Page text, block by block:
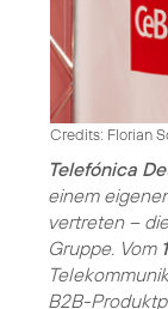
Credits: Florian
Telefónica
einem
vertreten –
Gruppe. Vom
B2B-